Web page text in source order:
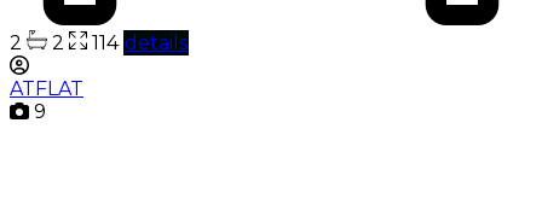
2 2 114 details
ATFLAT
9